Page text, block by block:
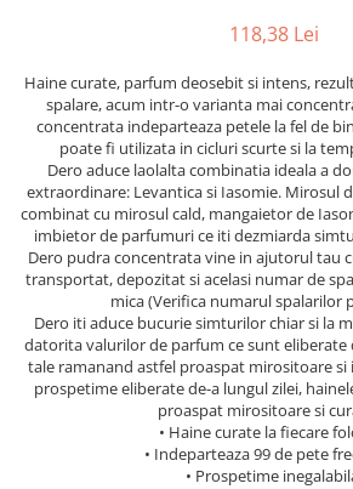
Chipsuri & Snaksuri
Conserve
Bauturi alcoolice
Solutii suprafete bucatarie
Saci menajeri
Bureti vase si lavete
Folii si pungi alimentare
Prosoape de hartie si servetele
Manusi unica folosinta
Vesela unica folosinta
Maturi, mopuri si galeti
Accesorii maturi, mopuri & galeti
Produse curatare casa si exterior
Detergenti universali
Solutii dezinfectante
Servetele umede antibacteriene
Balsam de par
Tratamente si masca de par
Vopsea de par si oxidant
Fixativ si spuma de par
Ceara de par si gel
Produse ingrijire barba si mustata
Igiena intima
Geluri si deodorante igiena intima
Tampoane si absorbante
Scutece adulti
Solare
Produse autobronzante
Produse cu protectie solara
118,38 Lei
Haine curate, parfum deosebit si intens,
spalare, acum intr-o varianta mai
concentrata indeparteaza petele la fel de
poate fi utilizata in cicluri scurte si la
Dero aduce laolalta combinatia ideala a
extraordinare: Levantica si Iasomie. Mirosul
combinat cu mirosul cald, mangaietor de
imbietor de parfumuri ce iti dezmiarda
Dero pudra concentrata vine in ajutorul tau
transportat, depozitat si acelasi numar de
mica (Verifica numarul spalarilor
Dero iti aduce bucurie simturilor chiar si la
datorita valurilor de parfum ce sunt eliberate
tale ramanand astfel proaspat mirositoare si
prospetime eliberate de-a lungul zilei,
proaspat mirositoare si
• Haine curate la fiecare
• Indeparteaza 99 de pete
• Prospetime